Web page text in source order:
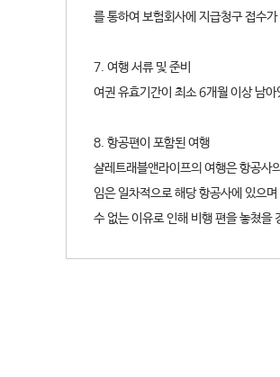
를 통하여 보험회사에 지급청구 접수
7. 여행 서류 및 준비
여권 유효기간이 최소 6개월 이상 남
8. 항공편이 포함된 여행
샬레트래블앤라이프의 여행은 항공사
임은 일차적으로 해당 항공사에 있으
수 없는 이유로 인해 비행 편을 놓쳤을